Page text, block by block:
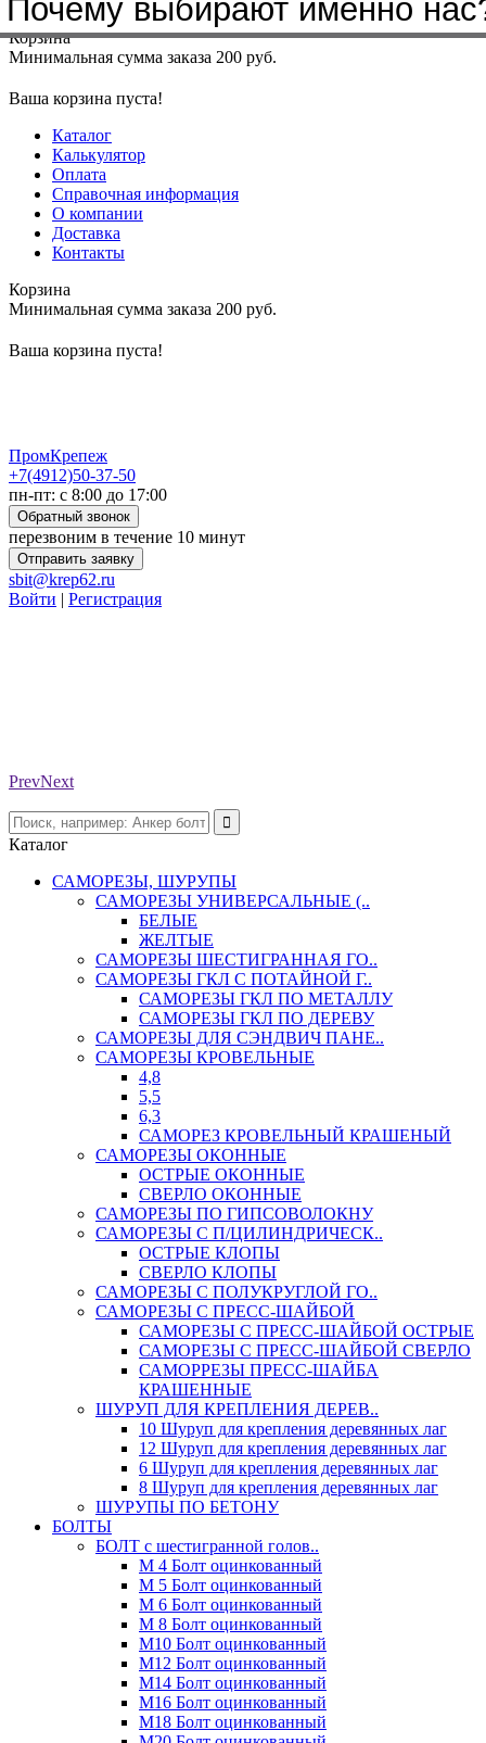
Меню+7(4912)50-37-50sbit@krep62.ru
Корзина
Минимальная сумма заказа 200 руб.
Ваша корзина пуста!
Каталог
Калькулятор
Оплата
Справочная информация
О компании
Доставка
Контакты
Корзина
Минимальная сумма заказа 200 руб.
Ваша корзина пуста!
ПромКрепеж
+7(4912)50-37-50
пн-пт: с 8:00 до 17:00
Обратный звонок
перезвоним в течение 10 минут
Отправить заявку
sbit@krep62.ru
Войти | Регистрация
PrevNext
Каталог
САМОРЕЗЫ, ШУРУПЫ
САМОРЕЗЫ УНИВЕРСАЛЬНЫЕ (..
БЕЛЫЕ
ЖЕЛТЫЕ
САМОРЕЗЫ ШЕСТИГРАННАЯ ГО..
САМОРЕЗЫ ГКЛ С ПОТАЙНОЙ Г..
САМОРЕЗЫ ГКЛ ПО МЕТАЛЛУ
САМОРЕЗЫ ГКЛ ПО ДЕРЕВУ
САМОРЕЗЫ ДЛЯ СЭНДВИЧ ПАНЕ..
САМОРЕЗЫ КРОВЕЛЬНЫЕ
4,8
5,5
6,3
САМОРЕЗ КРОВЕЛЬНЫЙ КРАШЕНЫЙ
САМОРЕЗЫ ОКОННЫЕ
ОСТРЫЕ ОКОННЫЕ
СВЕРЛО ОКОННЫЕ
САМОРЕЗЫ ПО ГИПСОВОЛОКНУ
САМОРЕЗЫ С П/ЦИЛИНДРИЧЕСК..
ОСТРЫЕ КЛОПЫ
СВЕРЛО КЛОПЫ
САМОРЕЗЫ С ПОЛУКРУГЛОЙ ГО..
САМОРЕЗЫ С ПРЕСС-ШАЙБОЙ
САМОРЕЗЫ С ПРЕСС-ШАЙБОЙ ОСТРЫЕ
САМОРЕЗЫ С ПРЕСС-ШАЙБОЙ СВЕРЛО
САМОРРЕЗЫ ПРЕСС-ШАЙБА
КРАШЕННЫЕ
ШУРУП ДЛЯ КРЕПЛЕНИЯ ДЕРЕВ..
10 Шуруп для крепления деревянных лаг
12 Шуруп для крепления деревянных лаг
6 Шуруп для крепления деревянных лаг
8 Шуруп для крепления деревянных лаг
ШУРУПЫ ПО БЕТОНУ
БОЛТЫ
БОЛТ с шестигранной голов..
М 4 Болт оцинкованный
М 5 Болт оцинкованный
М 6 Болт оцинкованный
М 8 Болт оцинкованный
М10 Болт оцинкованный
М12 Болт оцинкованный
М14 Болт оцинкованный
М16 Болт оцинкованный
М18 Болт оцинкованный
с которыми мы
Почему выбирают именно